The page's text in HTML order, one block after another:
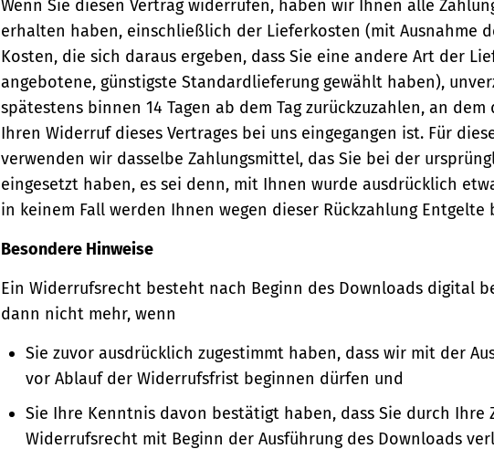
Wenn Sie diesen Vertrag widerrufen, haben wir Ihnen alle
erhalten haben, einschließlich der Lieferkosten (mit Ausnahme
Kosten, die sich daraus ergeben, dass Sie eine andere Art der
angebotene, günstigste Standardlieferung gewählt haben),
spätestens binnen 14 Tagen ab dem Tag zurückzuzahlen, an
Ihren Widerruf dieses Vertrages bei uns eingegangen ist. Für
verwenden wir dasselbe Zahlungsmittel, das Sie bei der
eingesetzt haben, es sei denn, mit Ihnen wurde ausdrücklich
in keinem Fall werden Ihnen wegen dieser Rückzahlung Entgelte
Besondere Hinweise
Ein Widerrufsrecht besteht nach Beginn des Downloads digital
dann nicht mehr, wenn
Sie zuvor ausdrücklich zugestimmt haben, dass wir mit der
vor Ablauf der Widerrufsfrist beginnen dürfen und
Sie Ihre Kenntnis davon bestätigt haben, dass Sie durch Ihre
Widerrufsrecht mit Beginn der Ausführung des Downloads